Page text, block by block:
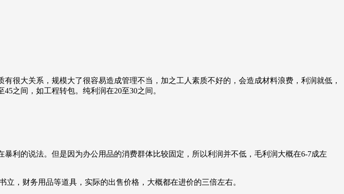
很大关系，规模大了很容易造成管理不当，加之工人素质不好的，会造成材料浪费，利润就低，
之间，如工程转包。纯利润在20至30之间。
利的说法。但是因为办公用品的消费群体比较固定，所以利润并不低，毛利润大概在6-7成左
，财务用品等道具，实际的出售价格，大概都在进价的三倍左右。